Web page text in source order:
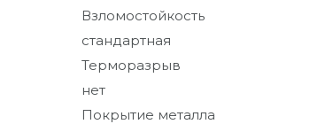
Взломостойкость
стандартная
Терморазрыв
нет
Покрытие металла